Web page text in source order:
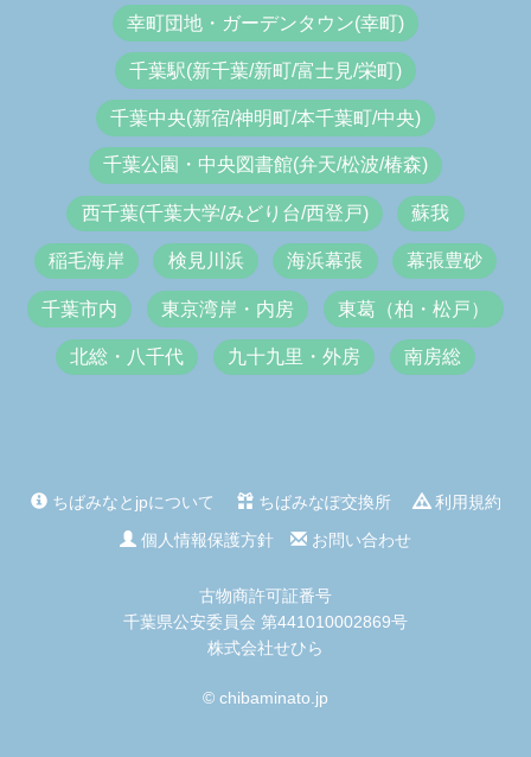
幸町団地・ガーデンタウン(幸町)
千葉駅(新千葉/新町/富士見/栄町)
千葉中央(新宿/神明町/本千葉町/中央)
千葉公園・中央図書館(弁天/松波/椿森)
西千葉(千葉大学/みどり台/西登戸) 蘇我
稲毛海岸 検見川浜 海浜幕張 幕張豊砂
千葉市内 東京湾岸・内房 東葛（柏・松戸）
北総・八千代 九十九里・外房 南房総
ちばみなとjpについて ちばみなぽ交換所
利用規約
個人情報保護方針
お問い合わせ
古物商許可証番号
千葉県公安委員会 第441010002869号
株式会社せひら
© chibaminato.jp